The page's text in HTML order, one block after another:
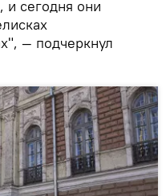
и сегодня они
— подчеркнул